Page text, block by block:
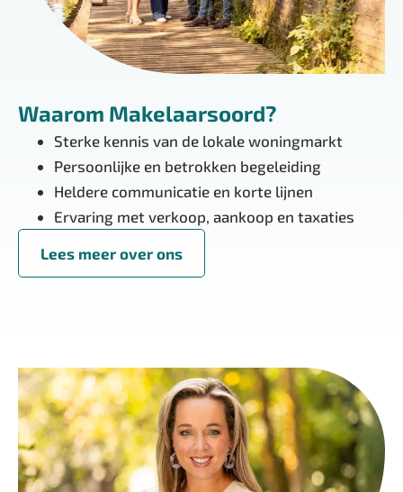
Waarom Makelaarsoord?
Sterke kennis van de lokale woningmarkt
Persoonlijke en betrokken begeleiding
Heldere communicatie en korte lijnen
Ervaring met verkoop, aankoop en taxaties
Lees meer over ons